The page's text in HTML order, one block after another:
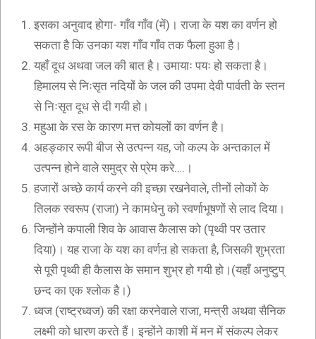
इसका अनुवाद होगा- गाँव गाँव (में)। राजा के यश का वर्णन हो
सकता है कि उनका यश गाँव गाँव तक फैला हुआ है।
यहाँ दूध अथवा जल की बात है। उमायाः पयः हो सकता है।
हिमालय से निःसृत नदियों के जल की उपमा देवी पार्वती के स्तन
से निःसृत दूध से दी गयी हो।
महुआ के रस के कारण मत्त कोयलों का वर्णन है।
अहङ्कार रूपी बीज से उत्पन्न यह, जो कल्प के अन्तकाल में
उत्पन्न होने वाले समुद्र से प्रेम करे….।
हजारों अच्छे कार्य करने की इच्छा रखनेवाले, तीनों लोकों के
तिलक स्वरूप (राजा) ने कामधेनु को स्वर्णाभूषणों से लाद दिया।
जिन्होंने कपाली शिव के आवास कैलास को (पृथ्वी पर उतार
दिया)। यह राजा के यश का वर्णऩ हो सकता है, जिसकी शुभ्रता
से पूरी पृथ्वी ही कैलास के समान शुभ्र हो गयी हो।(यहाँ अनुष्टुप्
छन्द का एक श्लोक है।)
ध्वज (राष्ट्रध्वज) की रक्षा करनेवाले राजा, मन्त्री अथवा सैनिक
लक्ष्मी को धारण करते हैं। इन्होंने काशी में मन में संकल्प लेकर